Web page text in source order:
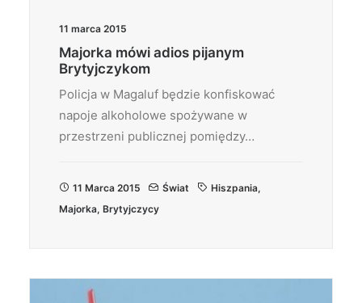
11 marca 2015
Majorka mówi adios pijanym
Brytyjczykom
Policja w Magaluf będzie konfiskować
napoje alkoholowe spożywane w
przestrzeni publicznej pomiędzy…
11 Marca 2015 Świat Hiszpania,
Majorka, Brytyjczycy